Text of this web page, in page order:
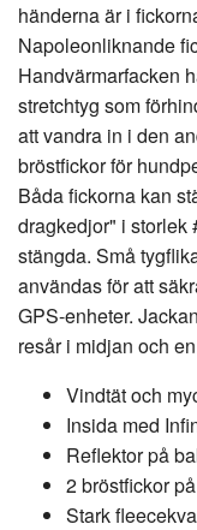
händerna är i
Napoleonliknande
Handvärmarfacken
stretchtyg som
att vandra in i den
bröstfickor för
Båda fickorna kan
dragkedjor" i storlek
stängda. Små
användas för att
GPS-enheter.
resår i midjan och
Vindtät och
Insida med
Reflektor på
2 bröstfickor
Stark